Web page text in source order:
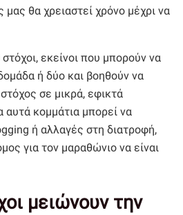
θα χρειαστεί χρόνο μέχρι να
εκείνοι που μπορούν να
ή δύο και βοηθούν να
σε μικρά, εφικτά
αυτά κομμάτια μπορεί να
ή αλλαγές στη διατροφή,
για τον μαραθώνιο να είναι
μειώνουν την